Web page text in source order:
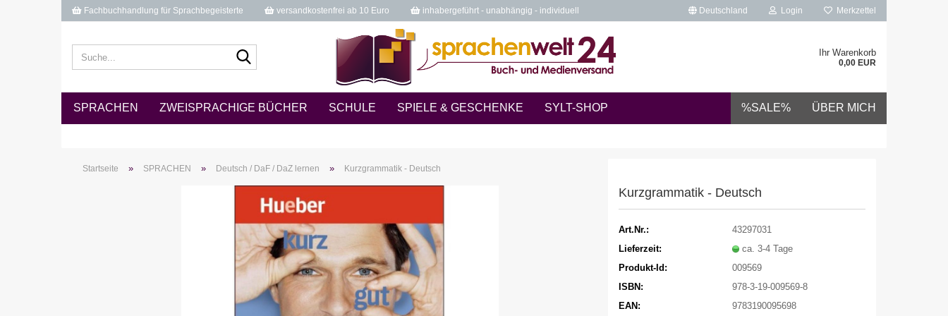
Fachbuchhandlung für Sprachbegeisterte versandkostenfrei ab 10 Euro inhabergeführt - unabhängig - individuell Deutschland Login Merkzettel
Ihr Warenkorb
0,00 EUR
SPRACHEN ZWEISPRACHIGE BÜCHER SCHULE SPIELE & GESCHENKE SYLT-SHOP %SALE% ÜBER MICH
Startseite » SPRACHEN » Deutsch / DaF / DaZ lernen » Kurzgrammatik - Deutsch
Kurzgrammatik - Deutsch
Art.Nr.:
43297031
Lieferzeit:
ca. 3-4 Tage
Produkt-Id:
009569
ISBN:
978-3-19-009569-8
EAN:
9783190095698